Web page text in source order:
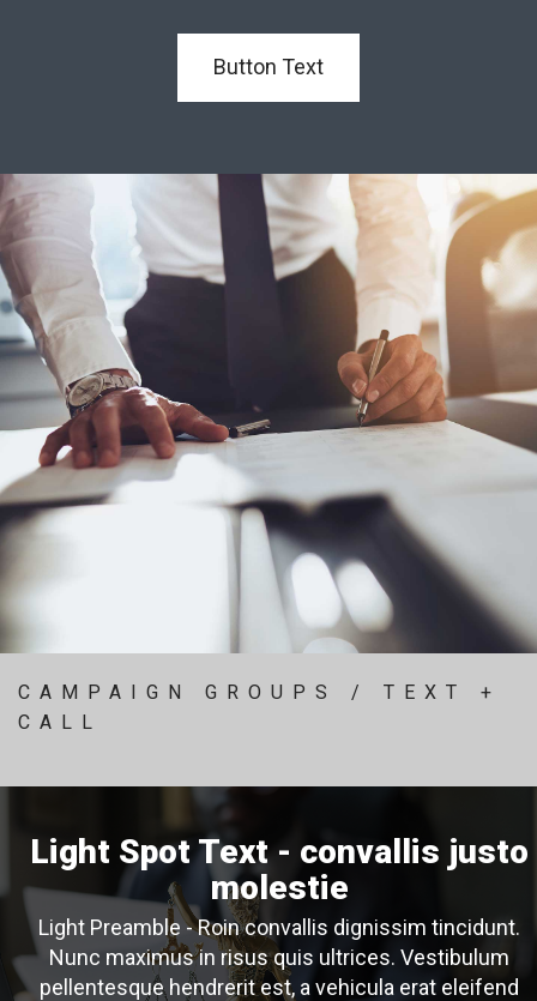
Button Text
CAMPAIGN GROUPS / TEXT +
CALL
Light Spot Text - convallis justo
molestie
Light Preamble - Roin convallis dignissim tincidunt.
Nunc maximus in risus quis ultrices. Vestibulum
pellentesque hendrerit est, a vehicula erat eleifend